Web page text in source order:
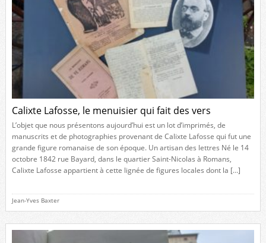
Calixte Lafosse, le menuisier qui fait des vers
L’objet que nous présentons aujourd’hui est un lot d’imprimés, de
manuscrits et de photographies provenant de Calixte Lafosse qui fut une
grande figure romanaise de son époque. Un artisan des lettres Né le 14
octobre 1842 rue Bayard, dans le quartier Saint-Nicolas à Romans,
Calixte Lafosse appartient à cette lignée de figures locales dont la […]
Jean-Yves Baxter